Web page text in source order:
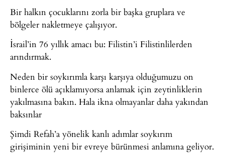
Bir halkın çocuklarını zorla bir başka gruplara ve
bölgeler nakletmeye çalışıyor.
İsrail’in 76 yıllık amacı bu: Filistin’i Filistinlilerden
arındırmak.
Neden bir soykırımla karşı karşıya olduğumuzu on
binlerce ölü açıklamıyorsa anlamak için zeytinliklerin
yakılmasına bakın. Hala ikna olmayanlar daha yakından
baksınlar
Şimdi Refah’a yönelik kanlı adımlar soykırım
girişiminin yeni bir evreye bürünmesi anlamına geliyor.